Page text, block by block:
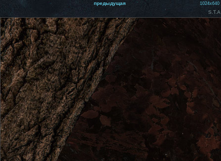
предыдущая 1024x640